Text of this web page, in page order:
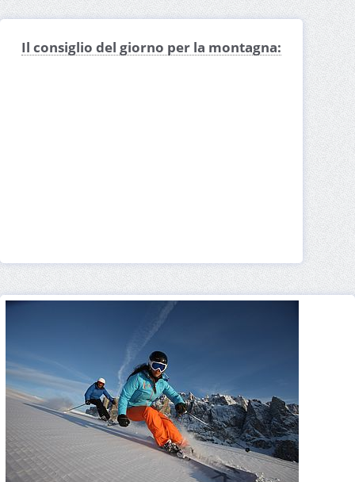
Il consiglio del giorno per la montagna: